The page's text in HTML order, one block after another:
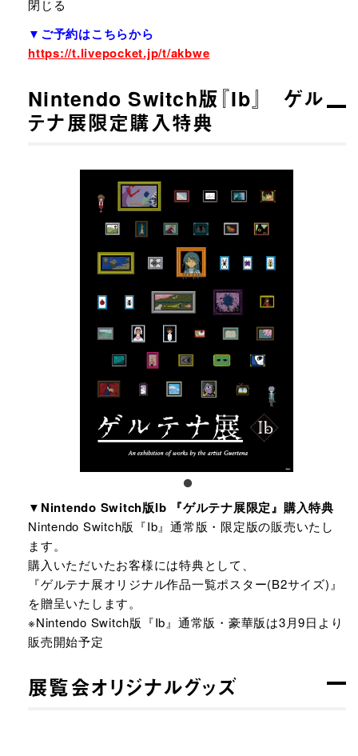
閉じる
▼ご予約はこちらから
https://t.livepocket.jp/t/akbwe
Nintendo Switch版『Ib』 ゲル
テナ展限定購入特典
▼Nintendo Switch版Ib 『ゲルテナ展限定』購入特典
Nintendo Switch版『Ib』通常版・限定版の販売いたし
ます。
購入いただいたお客様には特典として、
『ゲルテナ展オリジナル作品一覧ポスター(B2サイズ)』
を贈呈いたします。
※Nintendo Switch版『Ib』通常版・豪華版は3月9日より
販売開始予定
展覧会オリジナルグッズ